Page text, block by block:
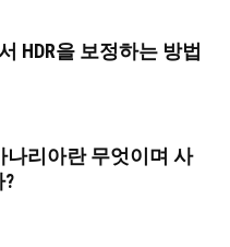
HDR을 보정하는 방법
나리아란 무엇이며 사